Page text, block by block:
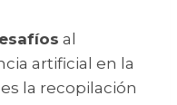
al
artificial en la
la recopilación